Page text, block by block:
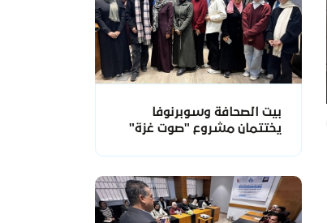
بيت الصحافة وسوبرنوفا
يختتمان مشروع "صوت غزة"